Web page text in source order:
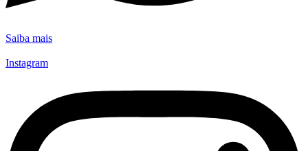
Saiba mais
Instagram